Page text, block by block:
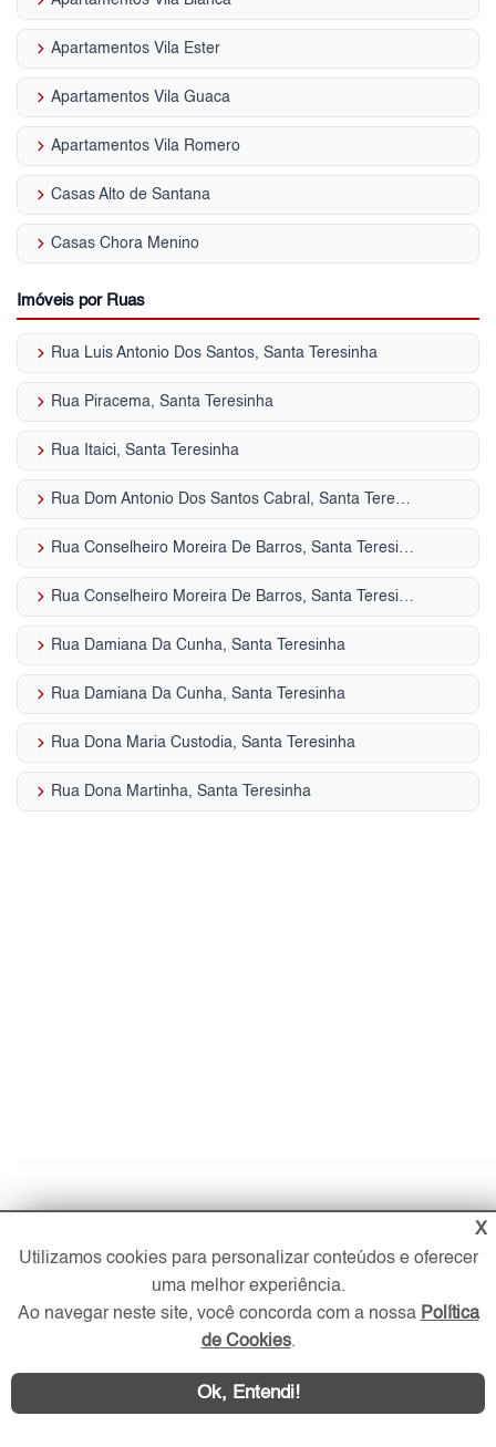
keyboard_arrow_right Apartamentos Vila Ester
keyboard_arrow_right Apartamentos Vila Guaca
keyboard_arrow_right Apartamentos Vila Romero
keyboard_arrow_right Casas Alto de Santana
keyboard_arrow_right Casas Chora Menino
Imóveis por Ruas
keyboard_arrow_right Rua Luis Antonio Dos Santos, Santa Teresinha
keyboard_arrow_right Rua Piracema, Santa Teresinha
keyboard_arrow_right Rua Itaici, Santa Teresinha
keyboard_arrow_right Rua Dom Antonio Dos Santos Cabral, Santa Teresinha
keyboard_arrow_right Rua Conselheiro Moreira De Barros, Santa Teresinha
keyboard_arrow_right Rua Conselheiro Moreira De Barros, Santa Teresinha
keyboard_arrow_right Rua Damiana Da Cunha, Santa Teresinha
keyboard_arrow_right Rua Damiana Da Cunha, Santa Teresinha
keyboard_arrow_right Rua Dona Maria Custodia, Santa Teresinha
keyboard_arrow_right Rua Dona Martinha, Santa Teresinha
X
Utilizamos cookies para personalizar conteúdos e oferecer
uma melhor experiência.
Ao navegar neste site, você concorda com a nossa Política
de Cookies.
Ok, Entendi!